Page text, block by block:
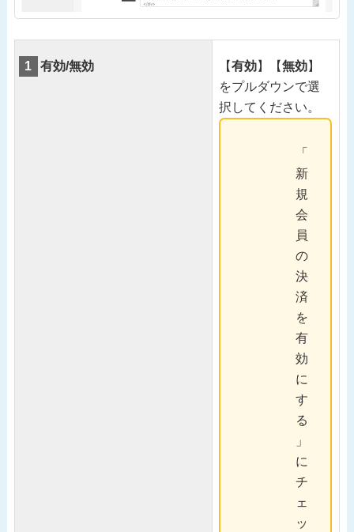
1 有効/無効 【有効】【無効】
をプルダウンで選
択してください。
「
新
規
会
員
の
決
済
を
有
効
に
す
る
」
に
チ
ェ
ッ